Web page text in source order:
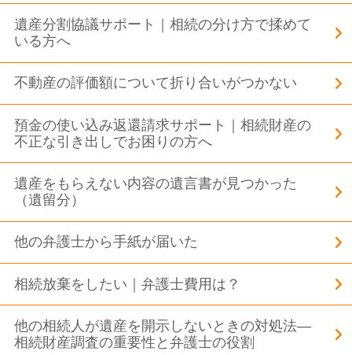
遺産分割協議サポート｜相続の分け方で揉めて
いる方へ
不動産の評価額について折り合いがつかない
預金の使い込み返還請求サポート｜相続財産の
不正な引き出しでお困りの方へ
遺産をもらえない内容の遺言書が見つかった
（遺留分）
他の弁護士から手紙が届いた
相続放棄をしたい｜弁護士費用は？
他の相続人が遺産を開示しないときの対処法―
相続財産調査の重要性と弁護士の役割